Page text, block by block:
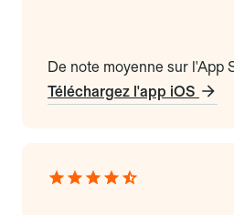
De note moyenne sur l'App
Téléchargez l'app iOS